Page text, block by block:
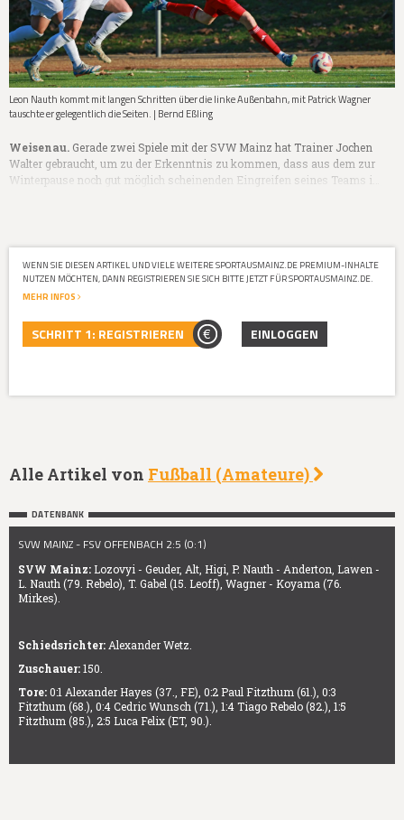
Leon Nauth kommt mit langen Schritten über die linke Außenbahn, mit Patrick Wagner
tauschte er gelegentlich die Seiten. | Bernd Eßling
Weisenau. Gerade zwei Spiele mit der SVW Mainz hat Trainer Jochen
Walter gebraucht, um zu der Erkenntnis zu kommen, dass aus dem zur
Winterpause noch gut möglich scheinenden Eingreifen seines Teams i…
WENN SIE DIESEN ARTIKEL UND VIELE WEITERE SPORTAUSMAINZ.DE PREMIUM-INHALTE
NUTZEN MÖCHTEN, DANN REGISTRIEREN SIE SICH BITTE JETZT FÜR SPORTAUSMAINZ.DE.
MEHR INFOS
SCHRITT 1: REGISTRIEREN EINLOGGEN
Alle Artikel von Fußball (Amateure)
DATENBANK
SVW MAINZ - FSV OFFENBACH 2:5 (0:1)
SVW Mainz: Lozovyi - Geuder, Alt, Higi, P. Nauth - Anderton, Lawen -
L. Nauth (79. Rebelo), T. Gabel (15. Leoff), Wagner - Koyama (76.
Mirkes).
Schiedsrichter: Alexander Wetz.
Zuschauer:150.
Tore:0:1 Alexander Hayes (37., FE), 0:2 Paul Fitzthum (61.), 0:3
Fitzthum (68.), 0:4 Cedric Wunsch (71.), 1:4 Tiago Rebelo (82.), 1:5
Fitzthum (85.), 2:5 Luca Felix (ET, 90.).